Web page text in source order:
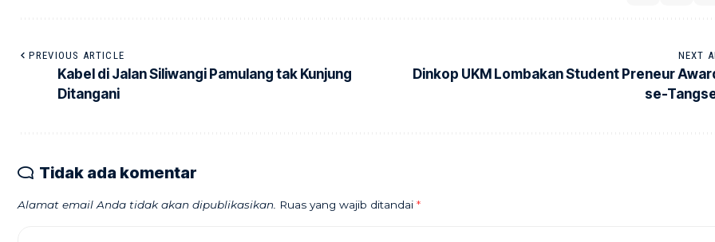
PREVIOUS ARTICLE
Kabel di Jalan Siliwangi Pamulang tak Kunjung
Ditangani
NEXT
Dinkop UKM Lombakan Student Preneur
se-
Tidak ada komentar
Alamat email Anda tidak akan dipublikasikan. Ruas yang wajib ditandai *